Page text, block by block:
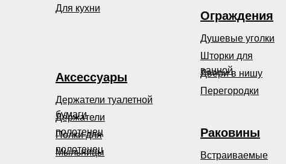
Держатели
полотенец
Мыльницы
Держатели туалетной
бумаги
Полки для
полотенец
Раковины
Встраиваемые
Для кухни
Ограждения
Душевые уголки
Шторки для
ванной
Двери в нишу
Перегородки
Аксессуары